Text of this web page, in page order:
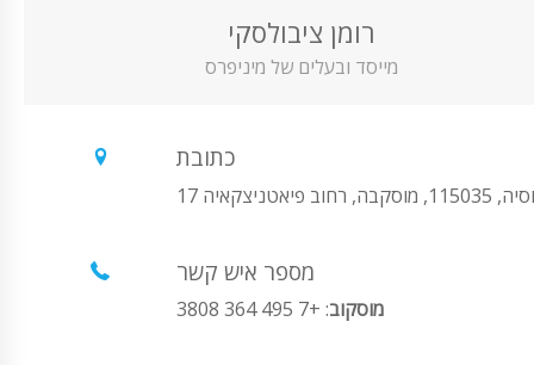
רומן ציבולסקי
מייסד ובעלים של מיניפרס
כתובת
מוסקבה, רחוב פיאטניצקאיה 17
מספר איש קשר
מוסקוב: +7 495 364 3808